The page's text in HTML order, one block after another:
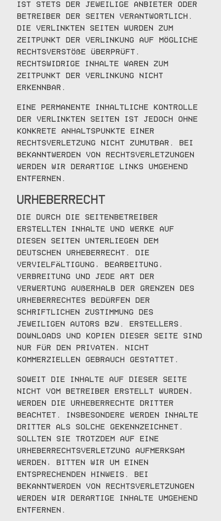
ist stets der jeweilige Anbieter oder
Betreiber der Seiten verantwortlich.
Die verlinkten Seiten wurden zum
Zeitpunkt der Verlinkung auf mögliche
Rechtsverstöße überprüft.
Rechtswidrige Inhalte waren zum
Zeitpunkt der Verlinkung nicht
erkennbar.
Eine permanente inhaltliche Kontrolle
der verlinkten Seiten ist jedoch ohne
konkrete Anhaltspunkte einer
Rechtsverletzung nicht zumutbar. Bei
Bekanntwerden von Rechtsverletzungen
werden wir derartige Links umgehend
entfernen.
Urheberrecht
Die durch die Seitenbetreiber
erstellten Inhalte und Werke auf
diesen Seiten unterliegen dem
deutschen Urheberrecht. Die
Vervielfältigung, Bearbeitung,
Verbreitung und jede Art der
Verwertung außerhalb der Grenzen des
Urheberrechtes bedürfen der
schriftlichen Zustimmung des
jeweiligen Autors bzw. Erstellers.
Downloads und Kopien dieser Seite sind
nur für den privaten, nicht
kommerziellen Gebrauch gestattet.
Soweit die Inhalte auf dieser Seite
nicht vom Betreiber erstellt wurden,
werden die Urheberrechte Dritter
beachtet. Insbesondere werden Inhalte
Dritter als solche gekennzeichnet.
Sollten Sie trotzdem auf eine
Urheberrechtsverletzung aufmerksam
werden, bitten wir um einen
entsprechenden Hinweis. Bei
Bekanntwerden von Rechtsverletzungen
werden wir derartige Inhalte umgehend
entfernen.